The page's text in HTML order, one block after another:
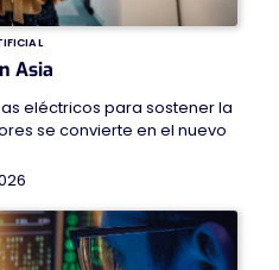
Asia
eléctricos para sostener la
se convierte en el nuevo